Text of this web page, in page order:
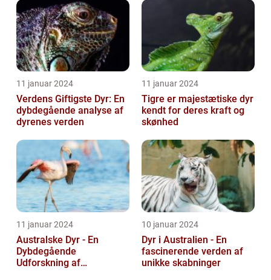
11 januar 2024
Verdens Giftigste Dyr: En
dybdegående analyse af
dyrenes verden
11 januar 2024
Tigre er majestætiske dyr
kendt for deres kraft og
skønhed
11 januar 2024
Australske Dyr - En
Dybdegående
Udforskning af
10 januar 2024
Dyr i Australien - En
fascinerende verden af
unikke skabninger